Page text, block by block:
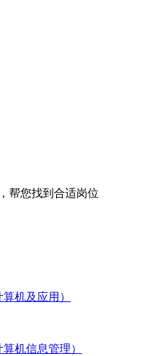
帮您找到合适岗位
机及应用）
机信息管理）